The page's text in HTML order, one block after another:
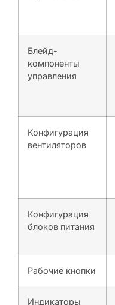
Блейд-
компоненты
управления
Конфигурация
вентиляторов
Конфигурация
блоков питания
Рабочие кнопки
Индикаторы